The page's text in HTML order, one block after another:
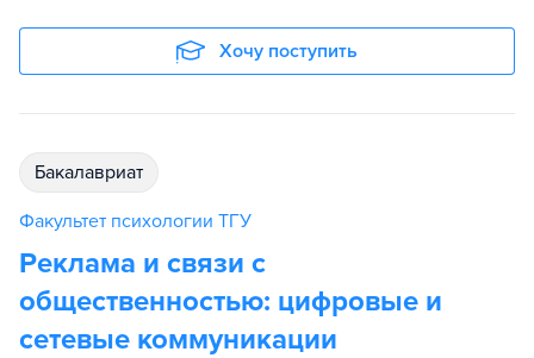
Хочу поступить
бакалавриат
Факультет психологии ТГУ
Реклама и связи с
общественностью: цифровые и
сетевые коммуникации